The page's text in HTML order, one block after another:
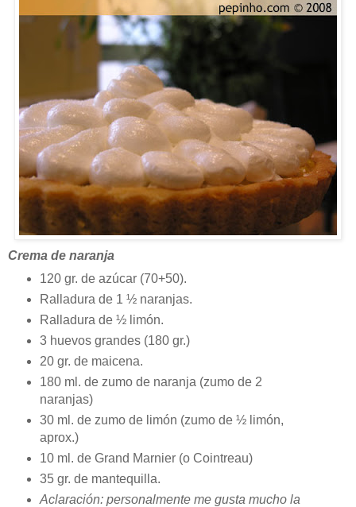
Crema de naranja
120 gr. de azúcar (70+50).
Ralladura de 1 ½ naranjas.
Ralladura de ½ limón.
3 huevos grandes (180 gr.)
20 gr. de maicena.
180 ml. de zumo de naranja (zumo de 2
naranjas)
30 ml. de zumo de limón (zumo de ½ limón,
aprox.)
10 ml. de Grand Marnier (o Cointreau)
35 gr. de mantequilla.
Aclaración: personalmente me gusta mucho la